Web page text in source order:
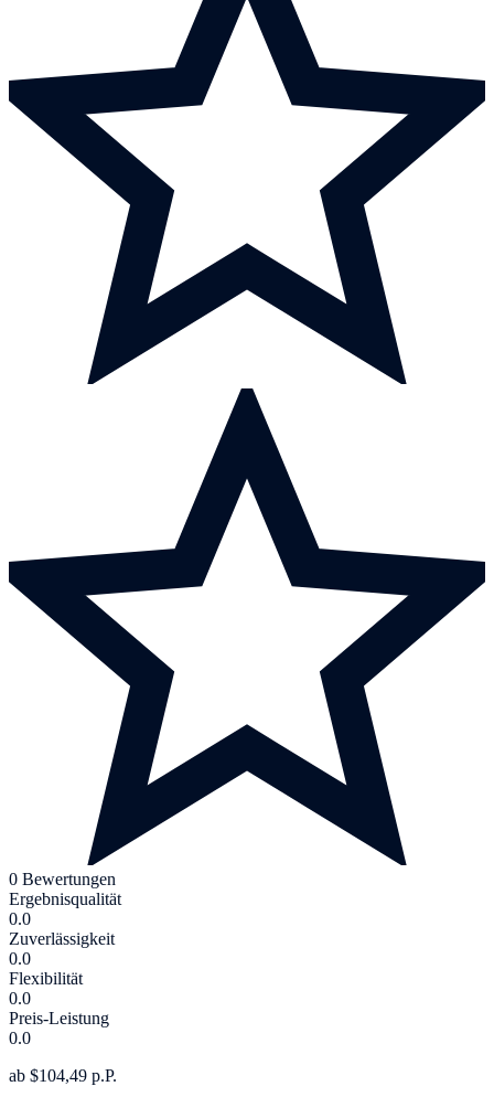
0 Bewertungen
Ergebnisqualität
0.0
Zuverlässigkeit
0.0
Flexibilität
0.0
Preis-Leistung
0.0
ab $104,49 p.P.